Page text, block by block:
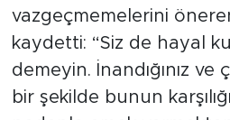
vazgeçmemelerini
kaydetti: “Siz de hayal
demeyin. İnandığınız ve
bir şekilde bunun